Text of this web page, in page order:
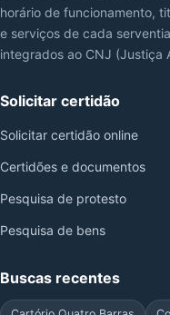
horário de funcionamento,
e serviços de cada
integrados ao CNJ (Justiça
Solicitar certidão
Solicitar certidão online
Certidões e documentos
Pesquisa de protesto
Pesquisa de bens
Buscas recentes